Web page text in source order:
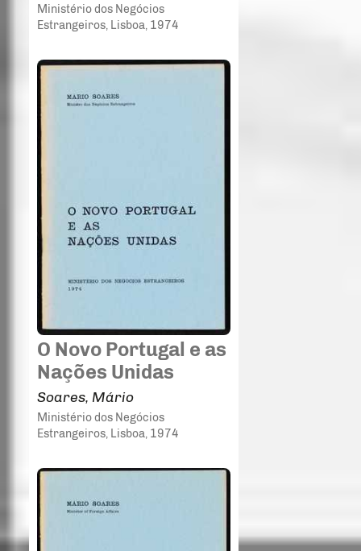
Ministério dos Negócios
Estrangeiros, Lisboa, 1974
O Novo Portugal e as
Nações Unidas
Soares, Mário
Ministério dos Negócios
Estrangeiros, Lisboa, 1974